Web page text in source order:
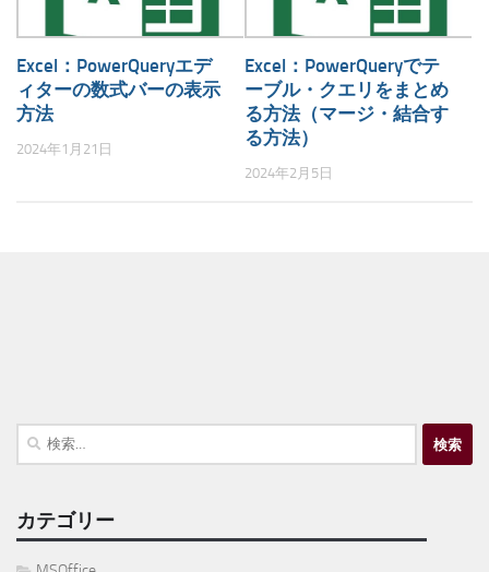
Excel：PowerQueryエデ
ィターの数式バーの表示
方法
2024年1月21日
Excel：PowerQueryでテ
ーブル・クエリをまとめ
る方法（マージ・結合す
る方法）
2024年2月5日
検
カテゴリー